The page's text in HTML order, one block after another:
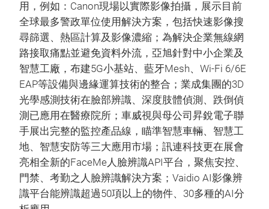
用，例如：Canon現場以實際影像拍攝，展示目前
全球最多警政單位使用解決方案，包括快速影像搜
尋篩選、熱區計算及影像濃縮；為解決企業無線網
路接取痛點並避免資料外流，亞旭針對中小企業及
智慧工廠，布建5G小基站、藍牙Mesh、Wi-Fi 6/6E
EAP等設備與邊緣運算技術的整合；業成集團的3D
光學感測技術在臉部辨識、深度肢體偵測、跌倒偵
測已應用在醫療院所；車威視與母公司昇銳電子聯
手展出完整的監控產品線，瞄準智慧車輛、智慧工
地、智慧安防等三大應用市場；訊連科技更在展會
亮相全新的FaceMe人臉辨識API平台，聚焦安控、
門禁、考勤之人臉辨識解決方案；Vaidio AI影像辨
識平台能辨識超過50項以上的物件、30多種的AI分